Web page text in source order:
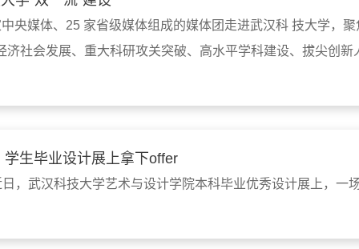
央媒体、25 家省级媒体组成的媒体团走进武汉科 技大学，
济社会发展、重大科研攻关突破、高水平学科建设、拔尖创
生毕业设计展上拿下offer
，武汉科技大学艺术与设计学院本科毕业优秀设计展上，一